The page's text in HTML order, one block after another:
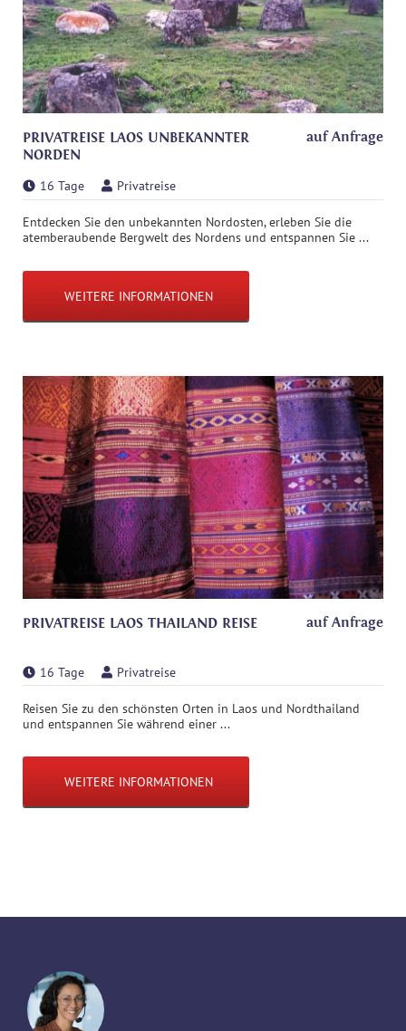
PRIVATREISE LAOS UNBEKANNTER
NORDEN
auf Anfrage
16 Tage Privatreise
Entdecken Sie den unbekannten Nordosten, erleben Sie die
atemberaubende Bergwelt des Nordens und entspannen Sie ...
WEITERE INFORMATIONEN
PRIVATREISE LAOS THAILAND REISE auf Anfrage
16 Tage Privatreise
Reisen Sie zu den schönsten Orten in Laos und Nordthailand
und entspannen Sie während einer ...
WEITERE INFORMATIONEN